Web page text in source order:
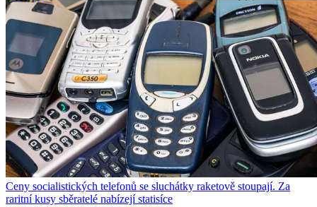
Ceny socialistických telefonů se sluchátky raketově stoupají. Za
raritní kusy sběratelé nabízejí statisíce